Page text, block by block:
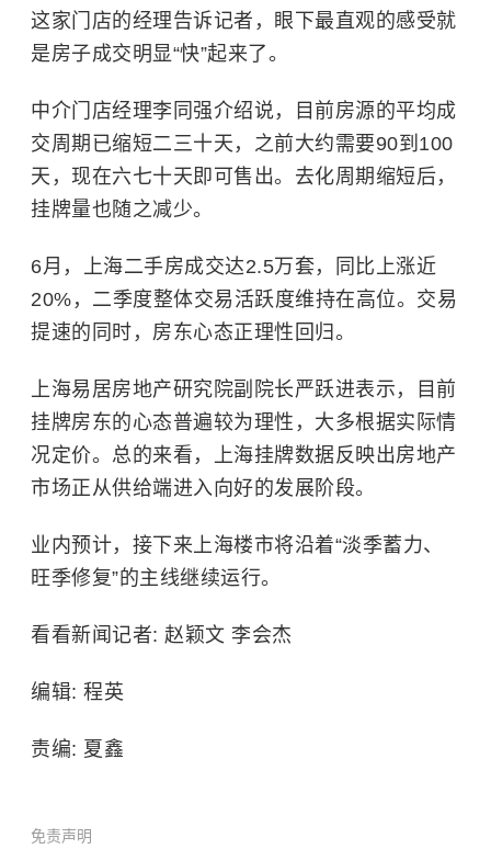
这家门店的经理告诉记者，眼下最直观的感受就
是房子成交明显“快”起来了。
中介门店经理李同强介绍说，目前房源的平均成
交周期已缩短二三十天，之前大约需要90到100
天，现在六七十天即可售出。去化周期缩短后，
挂牌量也随之减少。
6月，上海二手房成交达2.5万套，同比上涨近
20%，二季度整体交易活跃度维持在高位。交易
提速的同时，房东心态正理性回归。
上海易居房地产研究院副院长严跃进表示，目前
挂牌房东的心态普遍较为理性，大多根据实际情
况定价。总的来看，上海挂牌数据反映出房地产
市场正从供给端进入向好的发展阶段。
业内预计，接下来上海楼市将沿着“淡季蓄力、
旺季修复”的主线继续运行。
看看新闻记者: 赵颖文 李会杰
编辑: 程英
责编: 夏鑫
免责声明